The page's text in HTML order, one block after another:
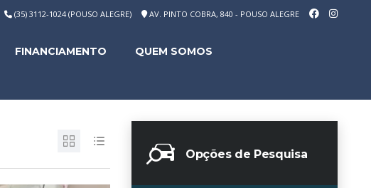
(35) 3112-1024 (POUSO ALEGRE) AV. PINTO COBRA, 840 - POUSO ALEGRE
FINANCIAMENTO QUEM SOMOS
Opções de Pesquisa